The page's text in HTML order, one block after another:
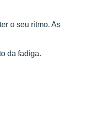
o seu ritmo. As
da fadiga.